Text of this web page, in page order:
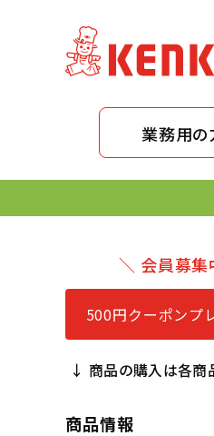
業務用
＼ 会員募集
500円クーポンプ
↓ 商品の購入は各商
商品情報